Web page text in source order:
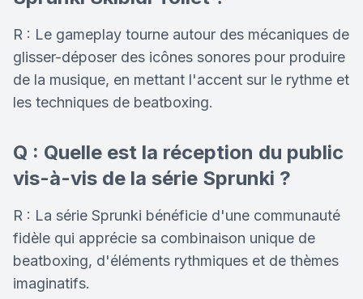
R : Le gameplay tourne autour des mécaniques de
glisser-déposer des icônes sonores pour produire
de la musique, en mettant l'accent sur le rythme et
les techniques de beatboxing.
Q : Quelle est la réception du public
vis-à-vis de la série Sprunki ?
R : La série Sprunki bénéficie d'une communauté
fidèle qui apprécie sa combinaison unique de
beatboxing, d'éléments rythmiques et de thèmes
imaginatifs.